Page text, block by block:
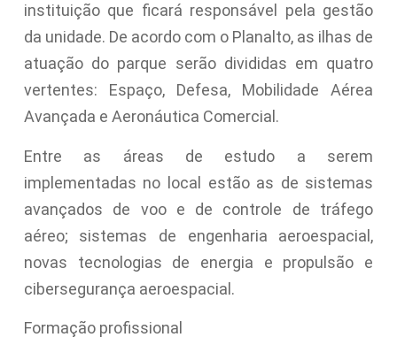
instituição que ficará responsável pela gestão
da unidade. De acordo com o Planalto, as ilhas de
atuação do parque serão divididas em quatro
vertentes: Espaço, Defesa, Mobilidade Aérea
Avançada e Aeronáutica Comercial.
Entre as áreas de estudo a serem
implementadas no local estão as de sistemas
avançados de voo e de controle de tráfego
aéreo; sistemas de engenharia aeroespacial,
novas tecnologias de energia e propulsão e
cibersegurança aeroespacial.
Formação profissional